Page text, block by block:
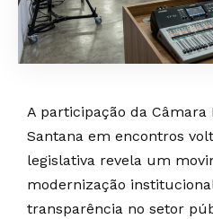
A participação da
Santana em encontros
legislativa revela um
modernização
transparência no setor